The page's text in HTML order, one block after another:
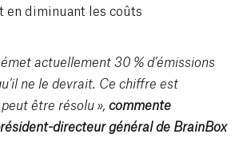
en diminuant les coûts
actuellement 30 % d’émissions
ne le devrait. Ce chiffre est
être résolu », commente
directeur général de BrainBox